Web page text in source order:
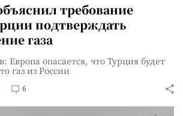
требование
подтверждать
газа
опасается, что Турция будет
газ из России
6